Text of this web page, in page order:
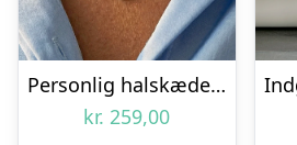
Personlig halskæde med billede – Hjerte – Guld
kr. 259,00